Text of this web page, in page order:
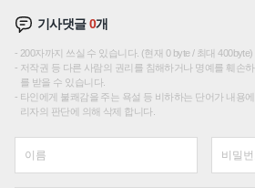
기사댓글0개
200자까지 쓰실 수 있습니다. (현재 0 byte / 최대 400byte)
저작권 등 다른 사람의 권리를 침해하거나 명예를 훼손
를 받을 수 있습니다.
타인에게 불쾌감을 주는 욕설 등 비하하는 단어가 내용
리자의 판단에 의해 삭제 합니다.